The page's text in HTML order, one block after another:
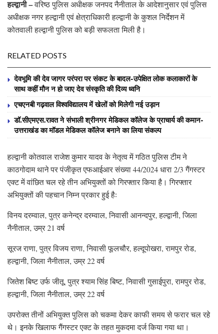
हल्द्वानी –वरिष्ठ पुलिस अधीक्षक जनपद नैनीताल के आदेशानुसार एवं पुलिस
अधीक्षक नगर हल्द्वानी एवं क्षेत्राधिकारी हल्द्वानी के कुशल निर्देशन में
कोतवाली हल्द्वानी पुलिस को बड़ी सफलता मिली है।
RELATED POSTS
देवभूमि की देव जागर परंपरा पर संकट के बादल-उपेक्षित लोक कलाकारों के
साथ कहीं मौन न हो जाए देव संस्कृति की दिव्य ध्वनि
एचएनबी गढ़वाल विश्वविद्यालय में खेलों को मिलेगी नई उड़ान
डॉ.सीएमएस.रावत ने संभाली श्रीनगर मेडिकल कॉलेज के प्राचार्य की कमान-
उत्तराखंड का मॉडल मेडिकल कॉलेज बनाने का लिया संकल्प
हल्द्वानी कोतवाल राजेश कुमार यादव के नेतृत्व में गठित पुलिस टीम ने
काठगोदाम थाने पर पंजीकृत एफआईआर संख्या 44/2024 धारा 2/3 गैंगस्टर
एक्ट में वांछित चल रहे तीन अभियुक्तों को गिरफ्तार किया है। गिरफ्तार
अभियुक्तों की पहचान निम्न प्रकार हुई हैः
विनय दरम्वाल, पुत्र कनेन्द्र दरम्वाल, निवासी आनन्दपुर, हल्द्वानी, जिला
नैनीताल, उम्र 21 वर्ष
सूरज राणा, पुत्र विजय राणा, निवासी फूलचौर, हल्दूपोखरा, रामपुर रोड,
हल्द्वानी, जिला नैनीताल, उम्र 22 वर्ष
जितेश बिष्ट उर्फ ​​जीतू, पुत्र श्याम सिंह बिष्ट, निवासी गुसाईपुरा, रामपुर रोड,
हल्द्वानी, जिला नैनीताल, उम्र 22 वर्ष
उपरोक्त तीनों अभियुक्त पुलिस को चकमा देकर काफी समय से फरार चल रहे
थे। इनके खिलाफ गैंगस्टर एक्ट के तहत मुकदमा दर्ज किया गया था।